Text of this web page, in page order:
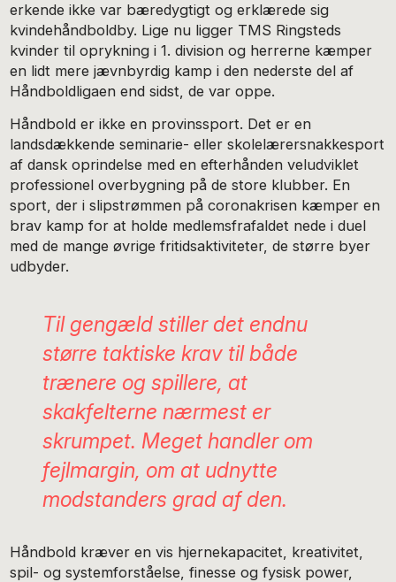
erkende ikke var bæredygtigt og erklærede sig
kvindehåndboldby. Lige nu ligger TMS Ringsteds
kvinder til oprykning i 1. division og herrerne kæmper
en lidt mere jævnbyrdig kamp i den nederste del af
Håndboldligaen end sidst, de var oppe.
Håndbold er ikke en provinssport. Det er en
landsdækkende seminarie- eller skolelærersnakkesport
af dansk oprindelse med en efterhånden veludviklet
professionel overbygning på de store klubber. En
sport, der i slipstrømmen på coronakrisen kæmper en
brav kamp for at holde medlemsfrafaldet nede i duel
med de mange øvrige fritidsaktiviteter, de større byer
udbyder.
Til gengæld stiller det endnu
større taktiske krav til både
trænere og spillere, at
skakfelterne nærmest er
skrumpet. Meget handler om
fejlmargin, om at udnytte
modstanders grad af den.
Håndbold kræver en vis hjernekapacitet, kreativitet,
spil- og systemforståelse, finesse og fysisk power,